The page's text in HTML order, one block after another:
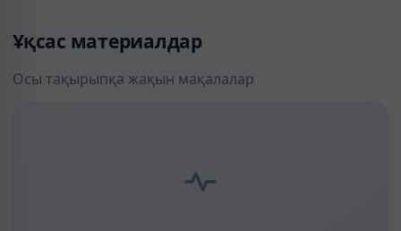
Ұқсас материалдар
Осы тақырыпқа жақын мақалалар